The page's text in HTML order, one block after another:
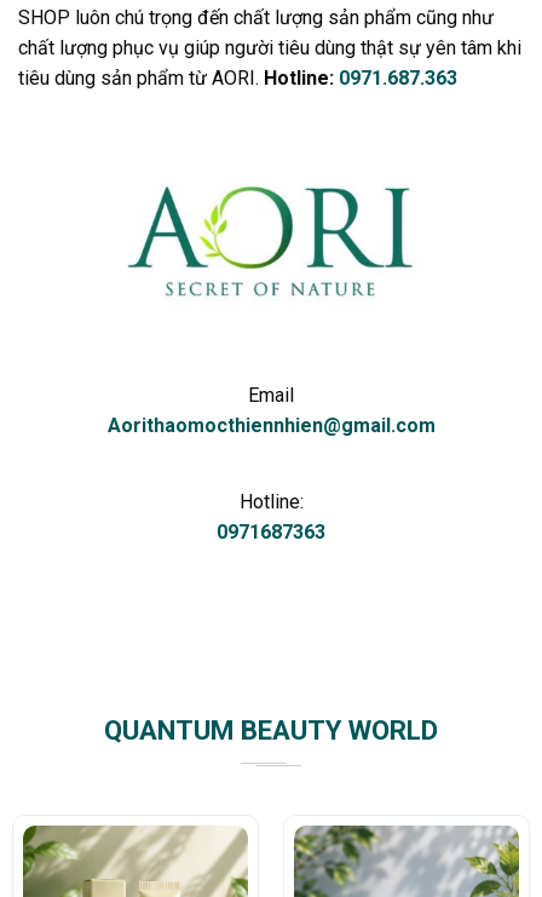
SHOP luôn chú trọng đến chất lượng sản phẩm cũng như
chất lượng phục vụ giúp người tiêu dùng thật sự yên tâm khi
tiêu dùng sản phẩm từ AORI. Hotline: 0971.687.363
Email
Aorithaomocthiennhien@gmail.com
Hotline:
0971687363
QUANTUM BEAUTY WORLD